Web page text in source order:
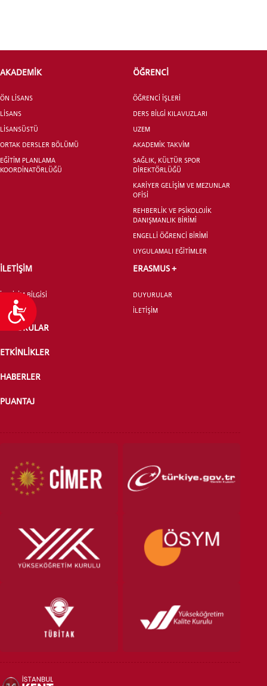
Ulaşılabilirlik
AKADEMİK
ÖN LİSANS
LİSANS
LİSANSÜSTÜ
ORTAK DERSLER BÖLÜMÜ
EĞİTİM PLANLAMA
KOORDİNATÖRLÜĞÜ
ÖĞRENCİ
ÖĞRENCİ İŞLERİ
DERS BİLGİ KILAVUZLARI
UZEM
AKADEMİK TAKVİM
SAĞLIK, KÜLTÜR SPOR
DİREKTÖRLÜĞÜ
KARİYER GELİŞİM VE MEZUNLAR
OFİSİ
REHBERLİK VE PSİKOLOJİK
DANIŞMANLIK BİRİMİ
ENGELLİ ÖĞRENCİ BİRİMİ
UYGULAMALI EĞİTİMLER
İLETİŞİM
İLETİŞİM BİLGİSİ
ERASMUS +
DUYURULAR
İLETİŞİM
DUYURULAR
ETKİNLİKLER
HABERLER
PUANTAJ